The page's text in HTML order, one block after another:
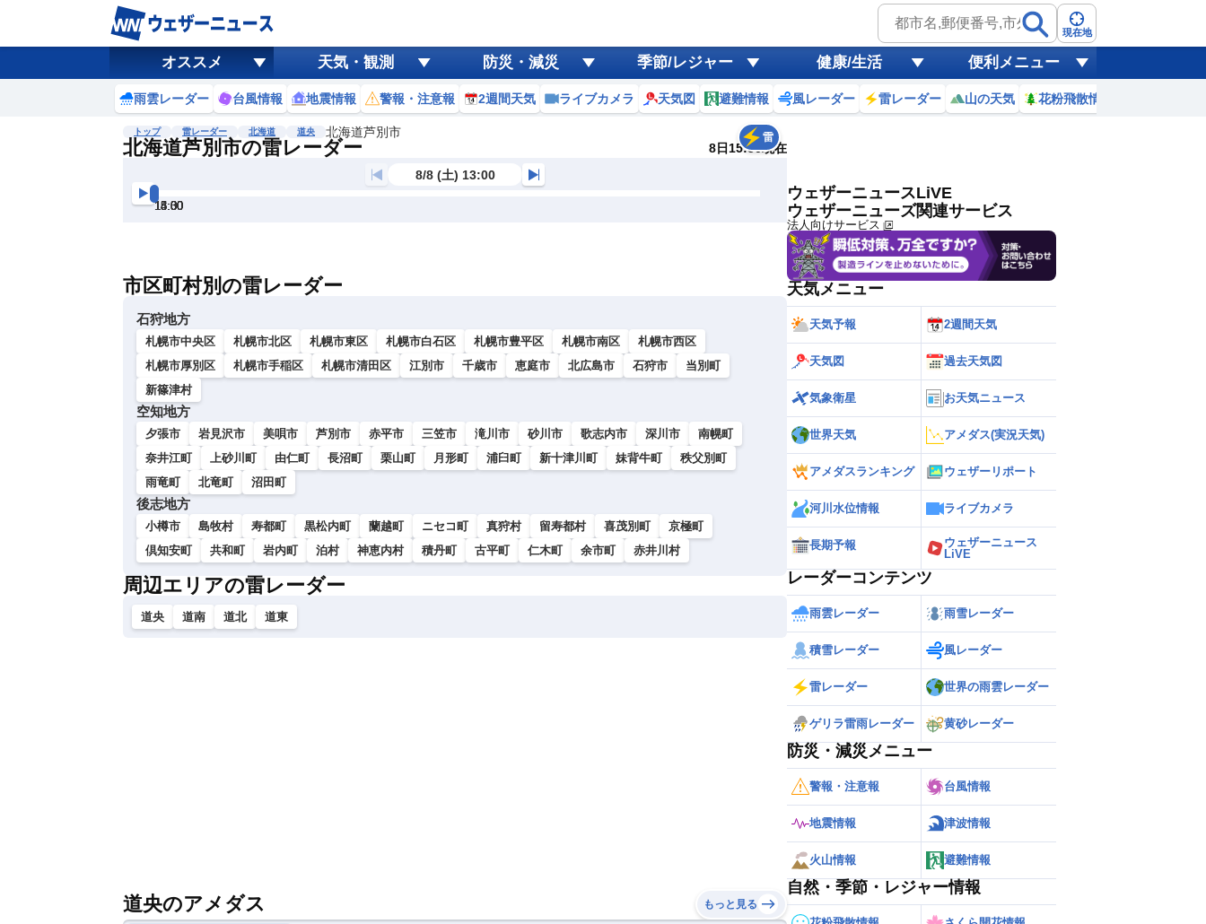
現在地
オススメ 天気・観測 防災・減災 季節/レジャー 健康/生活 便利メニュー
雨雲レーダー 台風情報 地震情報 警報・注意報 2週間天気 ライブカメラ 天気図 避難情報 風レーダー 雷レーダー 山の天気 花粉飛散情報
トップ 雷レーダー 北海道 道央 北海道芦別市
北海道芦別市の雷レーダー 8日15:50現在
雷
風
黄砂
天気 台風
8/8 (土) 13:00
13:00
13:30
14:00
14:30
15:00
15:30
市区町村別の雷レーダー
石狩地方
札幌市中央区 札幌市北区 札幌市東区 札幌市白石区 札幌市豊平区 札幌市南区
札幌市西区
札幌市厚別区
札幌市手稲区 札幌市清田区 江別市 千歳市 恵庭市 北広島市 石狩市
当別町
新篠津村
空知地方
夕張市 岩見沢市 美唄市 芦別市 赤平市 三笠市 滝川市 砂川市 歌志内市 深川市
南幌町
奈井江町
上砂川町 由仁町 長沼町 栗山町 月形町 浦臼町 新十津川町 妹背牛町
秩父別町
雨竜町
北竜町 沼田町
後志地方
小樽市 島牧村 寿都町 黒松内町 蘭越町 ニセコ町 真狩村 留寿都村 喜茂別町
京極町
倶知安町
共和町 岩内町 泊村 神恵内村 積丹町 古平町 仁木町 余市町 赤井川村
周辺エリアの雷レーダー
道央 道南 道北 道東
道央のアメダス もっと見る
ウェザーニュースLiVE
ウェザーニューズ関連サービス
法人向けサービス
天気メニュー
天気予報 2週間天気
天気図 過去天気図
気象衛星 お天気ニュース
世界天気 アメダス(実況天気)
アメダスランキング ウェザーリポート
河川水位情報 ライブカメラ
長期予報
ウェザーニュース
LiVE
レーダーコンテンツ
雨雲レーダー 雨雪レーダー
積雪レーダー 風レーダー
雷レーダー 世界の雨雲レーダー
ゲリラ雷雨レーダー 黄砂レーダー
防災・減災メニュー
警報・注意報 台風情報
地震情報 津波情報
火山情報 避難情報
自然・季節・レジャー情報